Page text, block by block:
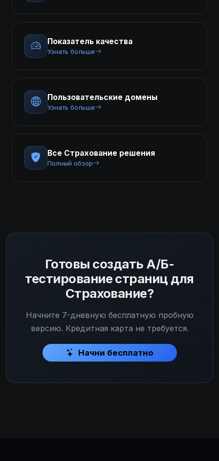
Показатель качества
Узнать больше
Пользовательские домены
Узнать больше
Все Страхование решения
Полный обзор
Готовы создать А/Б-
тестирование страниц для
Страхование?
Начните 7-дневную бесплатную пробную
версию. Кредитная карта не требуется.
Начни бесплатно